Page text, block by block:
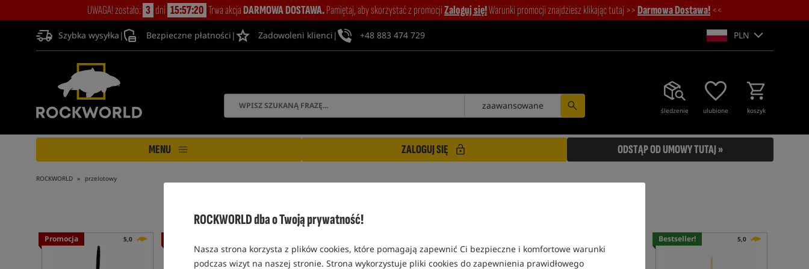
ROCKWORLD dba o Twoją prywatność!
Nasza strona korzysta z plików cookies, które pomagają zapewnić Ci bezpieczne i komfortowe warunki
podczas wizyt na naszej stronie. Strona wykorzystuje pliki cookies do zapewnienia prawidłowego
UWAGA! zostało: 3 dni 15:57:20 Trwa akcjaDARMOWA DOSTAWA.Pamiętaj, aby skorzystać z promocjiZaloguj się!Warunki promocji znajdziesz klikając tutaj >>Darmowa Dostawa! <<
Szybka wysyłka | Bezpieczne płatności | Zadowoleni klienci | +48 883 474 729 PLN
śledzenie ulubione koszyk
zaawansowane
MENU ZALOGUJ SIĘ ODSTĄP OD UMOWY TUTAJ »
ROCKWORLD przelotowy
Promocja 5,0 Bestseller! 5,0